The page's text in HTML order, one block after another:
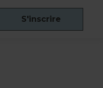
S'inscrire